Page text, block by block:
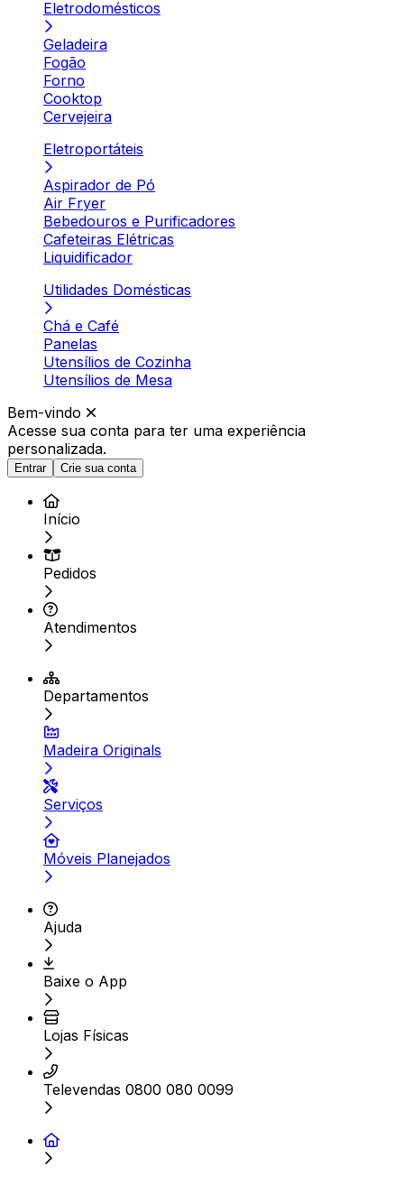
Eletrodomésticos
Geladeira
Fogão
Forno
Cooktop
Cervejeira
Eletroportáteis
Aspirador de Pó
Air Fryer
Bebedouros e Purificadores
Cafeteiras Elétricas
Liquidificador
Utilidades Domésticas
Chá e Café
Panelas
Utensílios de Cozinha
Utensílios de Mesa
Bem-vindo
Acesse sua conta para ter uma experiência
personalizada.
Entrar Crie sua conta
Início
Pedidos
Atendimentos
Departamentos
Madeira Originals
Serviços
Móveis Planejados
Ajuda
Baixe o App
Lojas Físicas
Televendas 0800 080 0099